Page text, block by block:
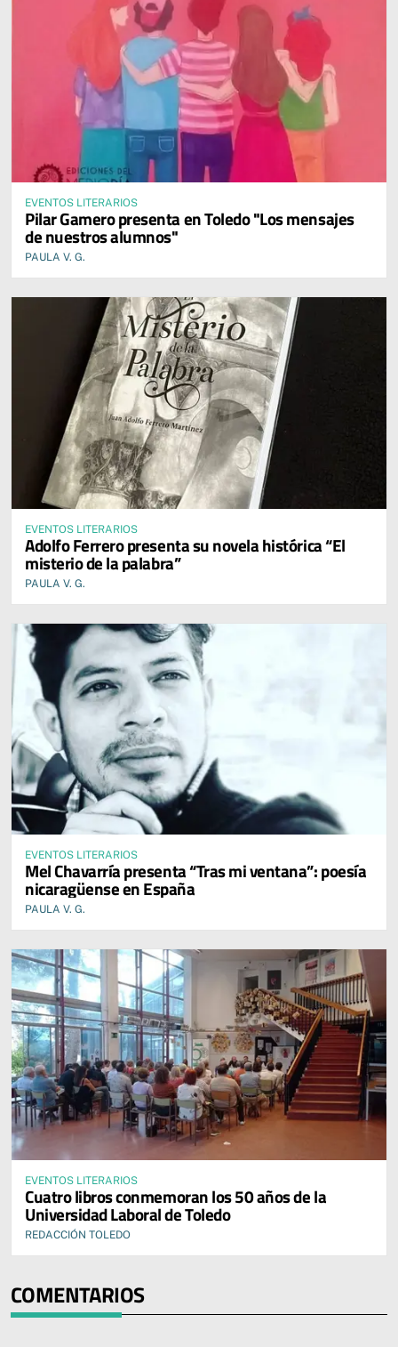
EVENTOS LITERARIOS
Pilar Gamero presenta en Toledo "Los mensajes
de nuestros alumnos"
PAULA V. G.
EVENTOS LITERARIOS
Adolfo Ferrero presenta su novela histórica “El
misterio de la palabra”
PAULA V. G.
EVENTOS LITERARIOS
Mel Chavarría presenta “Tras mi ventana”: poesía
nicaragüense en España
PAULA V. G.
EVENTOS LITERARIOS
Cuatro libros conmemoran los 50 años de la
Universidad Laboral de Toledo
REDACCIÓN TOLEDO
COMENTARIOS